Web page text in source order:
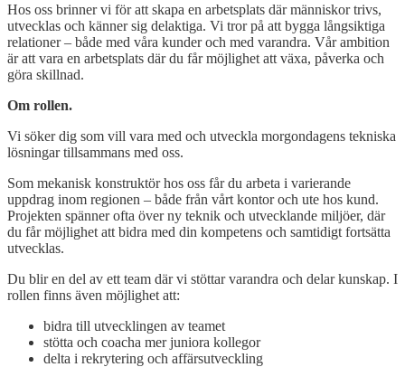
Hos oss brinner vi för att skapa en arbetsplats där människor trivs,
utvecklas och känner sig delaktiga. Vi tror på att bygga långsiktiga
relationer – både med våra kunder och med varandra. Vår ambition
är att vara en arbetsplats där du får möjlighet att växa, påverka och
göra skillnad.
Om rollen.
Vi söker dig som vill vara med och utveckla morgondagens tekniska
lösningar tillsammans med oss.
Som mekanisk konstruktör hos oss får du arbeta i varierande
uppdrag inom regionen – både från vårt kontor och ute hos kund.
Projekten spänner ofta över ny teknik och utvecklande miljöer, där
du får möjlighet att bidra med din kompetens och samtidigt fortsätta
utvecklas.
Du blir en del av ett team där vi stöttar varandra och delar kunskap. I
rollen finns även möjlighet att:
bidra till utvecklingen av teamet
stötta och coacha mer juniora kollegor
delta i rekrytering och affärsutveckling